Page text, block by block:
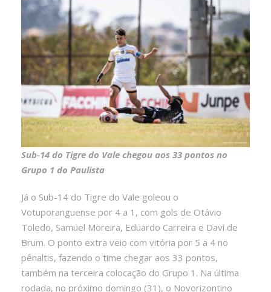
Sub-14 do Tigre do Vale chegou aos 33 pontos no
Grupo 1 do Paulista
Já o Sub-14 do Tigre do Vale goleou o
Votuporanguense por 4 a 1, com gols de Otávio
Toledo, Samuel Moreira, Eduardo Carreira e Davi de
Brum. O ponto extra veio com vitória por 5 a 4 no
pênaltis, fazendo o time chegar aos 33 pontos,
também na terceira colocação do Grupo 1. Na última
rodada, no próximo domingo (31), o Novorizontino